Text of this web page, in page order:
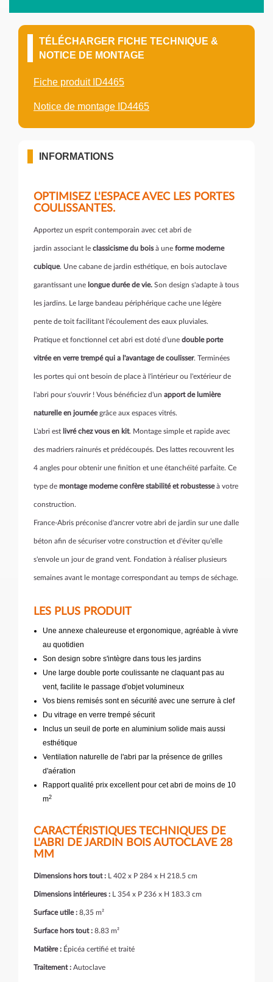
TÉLÉCHARGER FICHE TECHNIQUE &
NOTICE DE MONTAGE
Fiche produit ID4465
Notice de montage ID4465
INFORMATIONS
OPTIMISEZ L'ESPACE AVEC LES PORTES
COULISSANTES.
Apportez un esprit contemporain avec cet abri de
jardin associant le classicisme du boisà une forme moderne
cubique. Une cabane de jardin esthétique, en bois autoclave
garantissant une longue durée de vie. Son design s'adapte à tous
les jardins. Le large bandeau périphérique cache une légère
pente de toit facilitant l'écoulement des eaux pluviales.
Pratique et fonctionnel cet abri est doté d'une double porte
vitrée en verre trempé qui a l'avantage de coulisser. Terminées
les portes qui ont besoin de place à l'intérieur ou l'extérieur de
l'abri pour s'ouvrir ! Vous bénéficiez d'un apport de lumière
naturelle en journéegrâce aux espaces vitrés.
L'abri est livré chez vous en kit. Montage simple et rapide avec
des madriers rainurés et prédécoupés. Des lattes recouvrent les
4 angles pour obtenir une finition et une étanchéité parfaite. Ce
type de montage moderne confère stabilité et robustesseà votre
construction.
France-Abris préconise d'ancrer votre abri de jardin sur une dalle
béton afin de sécuriser votre construction et d'éviter qu'elle
s'envole un jour de grand vent. Fondation à réaliser plusieurs
semaines avant le montage correspondant au temps de séchage.
LES PLUS PRODUIT
Une annexe chaleureuse et ergonomique, agréable à vivre
au quotidien
Son design sobre s'intègre dans tous les jardins
Une large double porte coulissante ne claquant pas au
vent, facilite le passage d'objet volumineux
Vos biens remisés sont en sécurité avec une serrure à clef
Du vitrage en verre trempé sécurit
Inclus un seuil de porte en aluminium solide mais aussi
esthétique
Ventilation naturelle de l'abri par la présence de grilles
d'aération
Rapport qualité prix excellent pour cet abri de moins de 10
m2
CARACTÉRISTIQUES TECHNIQUES DE
L'ABRI DE JARDIN BOIS AUTOCLAVE 28
MM
Dimensions hors tout : L 402 x P 284 x H 218.5 cm
Dimensions intérieures : L 354 x P 236 x H 183.3 cm
Surface utile : 8,35 m²
Surface hors tout : 8.83 m²
Matière : Épicéa certifié et traité
Traitement : Autoclave